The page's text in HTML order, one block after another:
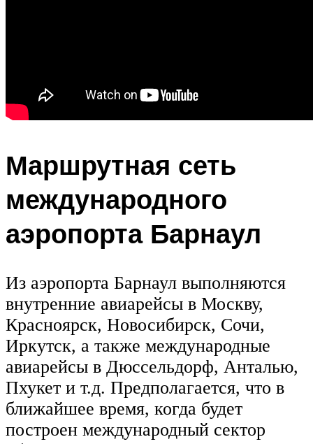
Маршрутная сеть
международного
аэропорта Барнаул
Из аэропорта Барнаул выполняются
внутренние авиарейсы в Москву,
Красноярск, Новосибирск, Сочи,
Иркутск, а также международные
авиарейсы в Дюссельдорф, Анталью,
Пхукет и т.д. Предполагается, что в
ближайшее время, когда будет
построен международный сектор